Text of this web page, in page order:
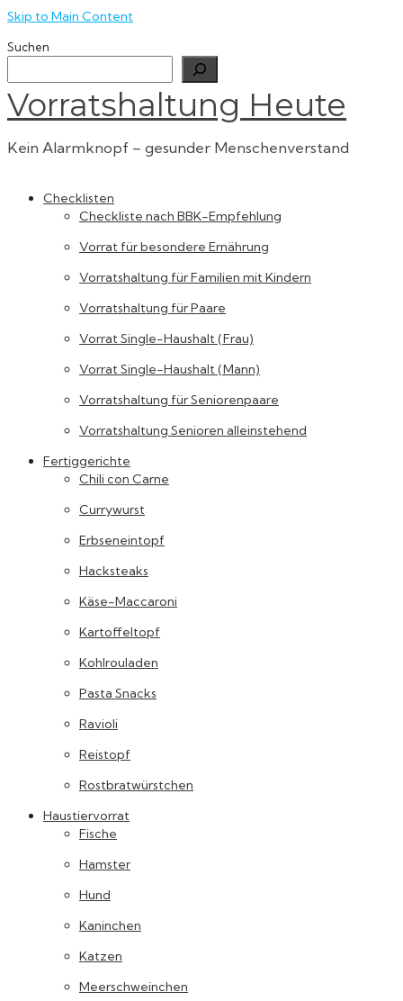
Skip to Main Content
Suchen
Vorratshaltung Heute
Kein Alarmknopf – gesunder Menschenverstand
Checklisten
Checkliste nach BBK-Empfehlung
Vorrat für besondere Ernährung
Vorratshaltung für Familien mit Kindern
Vorratshaltung für Paare
Vorrat Single-Haushalt (Frau)
Vorrat Single-Haushalt (Mann)
Vorratshaltung für Seniorenpaare
Vorratshaltung Senioren alleinstehend
Fertiggerichte
Chili con Carne
Currywurst
Erbseneintopf
Hacksteaks
Käse-Maccaroni
Kartoffeltopf
Kohlrouladen
Pasta Snacks
Ravioli
Reistopf
Rostbratwürstchen
Haustiervorrat
Fische
Hamster
Hund
Kaninchen
Katzen
Meerschweinchen